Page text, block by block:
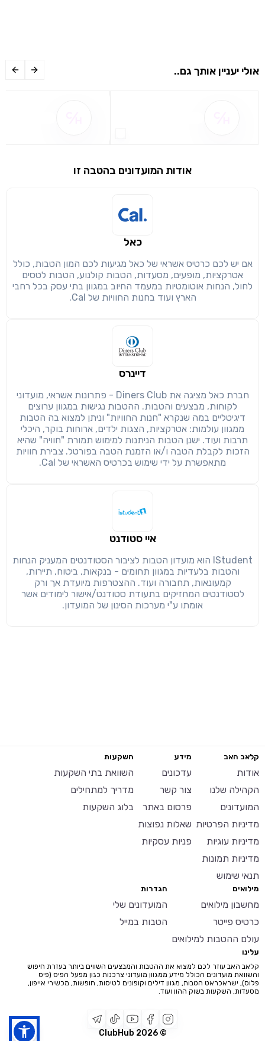
שיתוף
העתק
שימו לב!
חזרה הבנתי, המשך לאתר
אולי יעניין אותך גם..
אודות המועדונים בהטבה זו
כאל
אם יש לכם כרטיס אשראי של כאל מגיעות לכם המון הטבות, כולל
אטרקציות, מופעים, מסעדות, הטבות קולנוע, הטבות לטסים
לחול, הנחות אוטומטיות במעמד החיוב במגוון בתי עסק בכל רחבי
הארץ ועוד בחנות החוויות של Cal.
דיינרס
חברת כאל מציגה את Diners Club - פתרונות אשראי, מועדוני
לקוחות, מבצעים והטבות. ההטבות נגישות במגוון ערוצים
דיגיטליים במה שנקרא "חנות החוויות" וניתן למצוא בה הטבות
ממגוון עולמות: אטרקציות, הצגות ילדים, ארוחות בוקר, היכלי
תרבות ועוד. ישנן הטבות הניתנות למימוש תמורת "חוויה" שהיא
הזכות לקבלת הטבה ו/או הזמנת הטבה בפורטל. צבירת חוויות
מתאפשרת על ידי שימוש בכרטיס האשראי של Cal.
איי סטודנט
IStudent הוא מועדון הטבות לציבור הסטודנטים המעניק הנחות
והטבות בלעדיות במגוון תחומים - בנקאות, ביטוח, תיירות,
קמעונאות, תחבורה ועוד. ההצטרפות מיועדת אך ורק
לסטודנטים המחזיקים בתעודת סטודנט/אישור לימודים אשר
אומתו ע"י מערכות הסינון של המועדון.
© ClubHub
2026
קלאב האב
אודות
הקהילה שלנו
המועדונים
מדיניות הפרטיות
מדיניות עוגיות
מדיניות תמונות
תנאי שימוש
מידע
עדכונים
צור קשר
פרסום באתר
שאלות נפוצות
פניות עסקיות
השקעות
השוואת בתי השקעות
מדריך למתחילים
בלוג השקעות
מילואים
מחשבון מילואים
כרטיס פייטר
עולם ההטבות למילואים
הגדרות
המועדונים שלי
הטבות במייל
עלינו
קלאב האב עוזר לכם למצוא את ההטבות והמבצעים השווים ביותר בעזרת חיפוש
והשוואת מועדונים הכולל מידע ממגוון מועדוני צרכנות כגון מפעל הפיס (פיס
פלוס), ישראכראט הטבות, מגוון דילים וקופונים לטיסות, חופשות, מכשירי אייפון,
מסעדות, השקעות בשוק ההון ועוד.